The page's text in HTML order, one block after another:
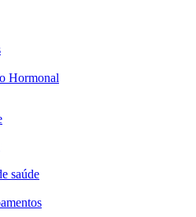
Hormonal
saúde